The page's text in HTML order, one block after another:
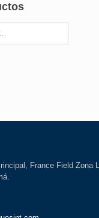
France Field Zona